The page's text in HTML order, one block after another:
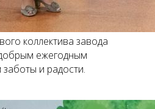
коллектива завода
ежегодным
и радости.